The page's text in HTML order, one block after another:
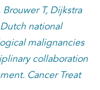
T, Dijkstra
national
malignancies
collaboration
Cancer Treat